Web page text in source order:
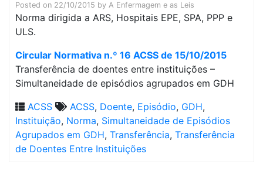
Posted on 22/10/2015 by A Enfermagem e as Leis
Norma dirigida a ARS, Hospitais EPE, SPA, PPP e
ULS.
Circular Normativa n.º 16 ACSS de 15/10/2015
Transferência de doentes entre instituições –
Simultaneidade de episódios agrupados em GDH
ACSS
ACSS, Doente, Episódio, GDH,
Instituição, Norma, Simultaneidade de Episódios
Agrupados em GDH, Transferência, Transferência
de Doentes Entre Instituições